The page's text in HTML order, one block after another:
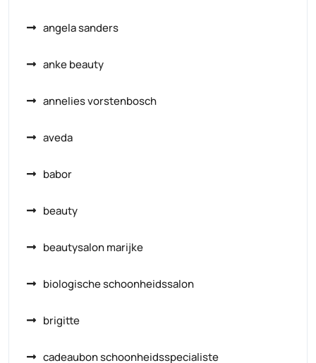
angela sanders
anke beauty
annelies vorstenbosch
aveda
babor
beauty
beautysalon marijke
biologische schoonheidssalon
brigitte
cadeaubon schoonheidsspecialiste